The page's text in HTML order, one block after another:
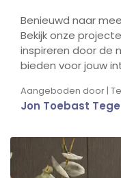
Benieuwd naar
Bekijk onze
inspireren door de
bieden voor jouw
Aangeboden door |
Jon Toebast